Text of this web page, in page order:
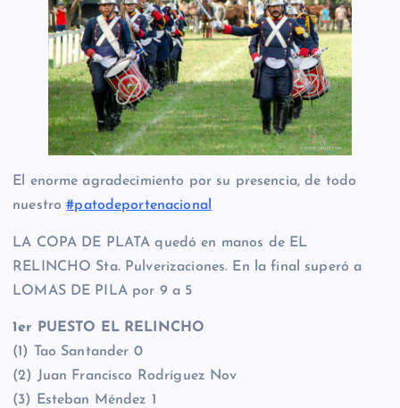
El enorme agradecimiento por su presencia, de todo
nuestro#patodeportenacional
LA COPA DE PLATA quedó en manos de EL
RELINCHO Sta. Pulverizaciones. En la final superó a
LOMAS DE PILA por 9 a 5
1er PUESTO EL RELINCHO
(1) Tao Santander 0
(2) Juan Francisco Rodríguez Nov
(3) Esteban Méndez 1